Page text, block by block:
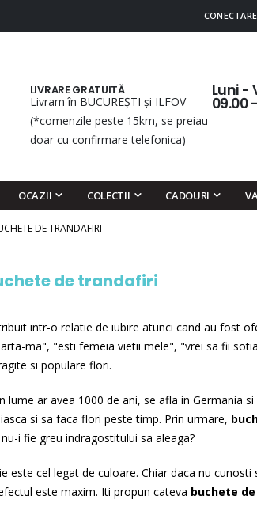
CONECTARE
LIVRARE GRATUITĂ
Livram în BUCUREȘTI și ILFOV
(*comenzile peste 15km, se preiau
doar cu confirmare telefonica)
Luni -
09.00
OCAZII COLECTII CADOURI
DE TRANDAFIRI
de trandafiri
intr-o relatie de iubire atunci cand au fost
ma", "esti femeia vietii mele", "vrei sa fii
si populare flori.
lume ar avea 1000 de ani, se afla in Germania
si sa faca flori peste timp. Prin urmare,
i fie greu indragostitului sa aleaga?
este cel legat de culoare. Chiar daca nu
este maxim. Iti propun cateva buchete